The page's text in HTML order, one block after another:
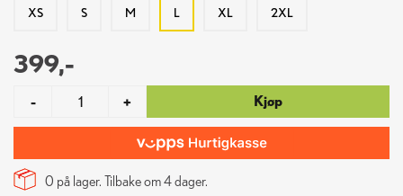
XS S M L XL 2XL
399,-
- + Kjøp
0 på lager. Tilbake om4dager.